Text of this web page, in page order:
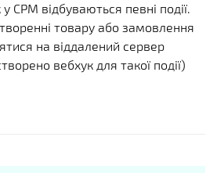
СРМ відбуваються певні події.
товару або замовлення
на віддалений сервер
вебхук для такої події)